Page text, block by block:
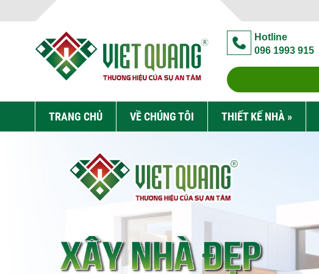
Hotline
096 1993 915
TRANG CHỦ VỀ CHÚNG TÔI THIẾT KẾ NHÀ »